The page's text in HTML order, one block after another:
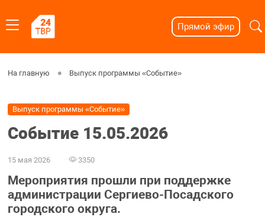
Прямой эфир
На главную Выпуск программы «Событие»
Выпуск программы «Событие»
Событие 15.05.2026
15 мая 2026 3350
Мероприятия прошли при поддержке
администрации Сергиево-Посадского
городского округа.